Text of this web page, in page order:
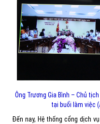
Ông Trương Gia Bình – Chủ
tại buổi làm việc
Đến nay, Hệ thống cổng dịch